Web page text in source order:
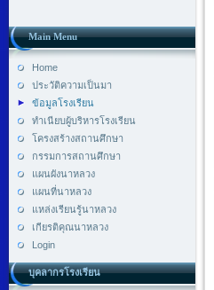
Main Menu
Home
ประวัติความเป็นมา
ข้อมูลโรงเรียน
ทำเนียบผู้บริหารโรงเรียน
โครงสร้างสถานศึกษา
กรรมการสถานศึกษา
แผนผังนาหลวง
แผนที่นาหลวง
แหล่งเรียนรู้นาหลวง
เกียรติคุณนาหลวง
Login
บุคลากรโรงเรียน